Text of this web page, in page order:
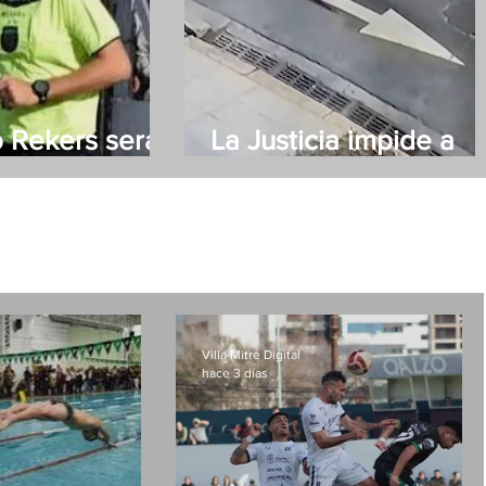
será
Villa Mitre
La Justicia impide a
Moyano acercarse a
Villa Mitre Digital
hace 3 días